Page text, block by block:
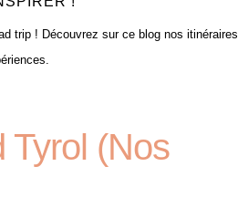
trip ! Découvrez sur ce blog nos itinéraires,
Tyrol (Nos